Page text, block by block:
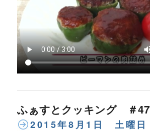
ふぁすとクッキング ＃47
2015年8月1日 土曜日